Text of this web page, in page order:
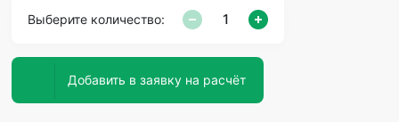
Выберите количество:
Добавить в заявку на расчёт